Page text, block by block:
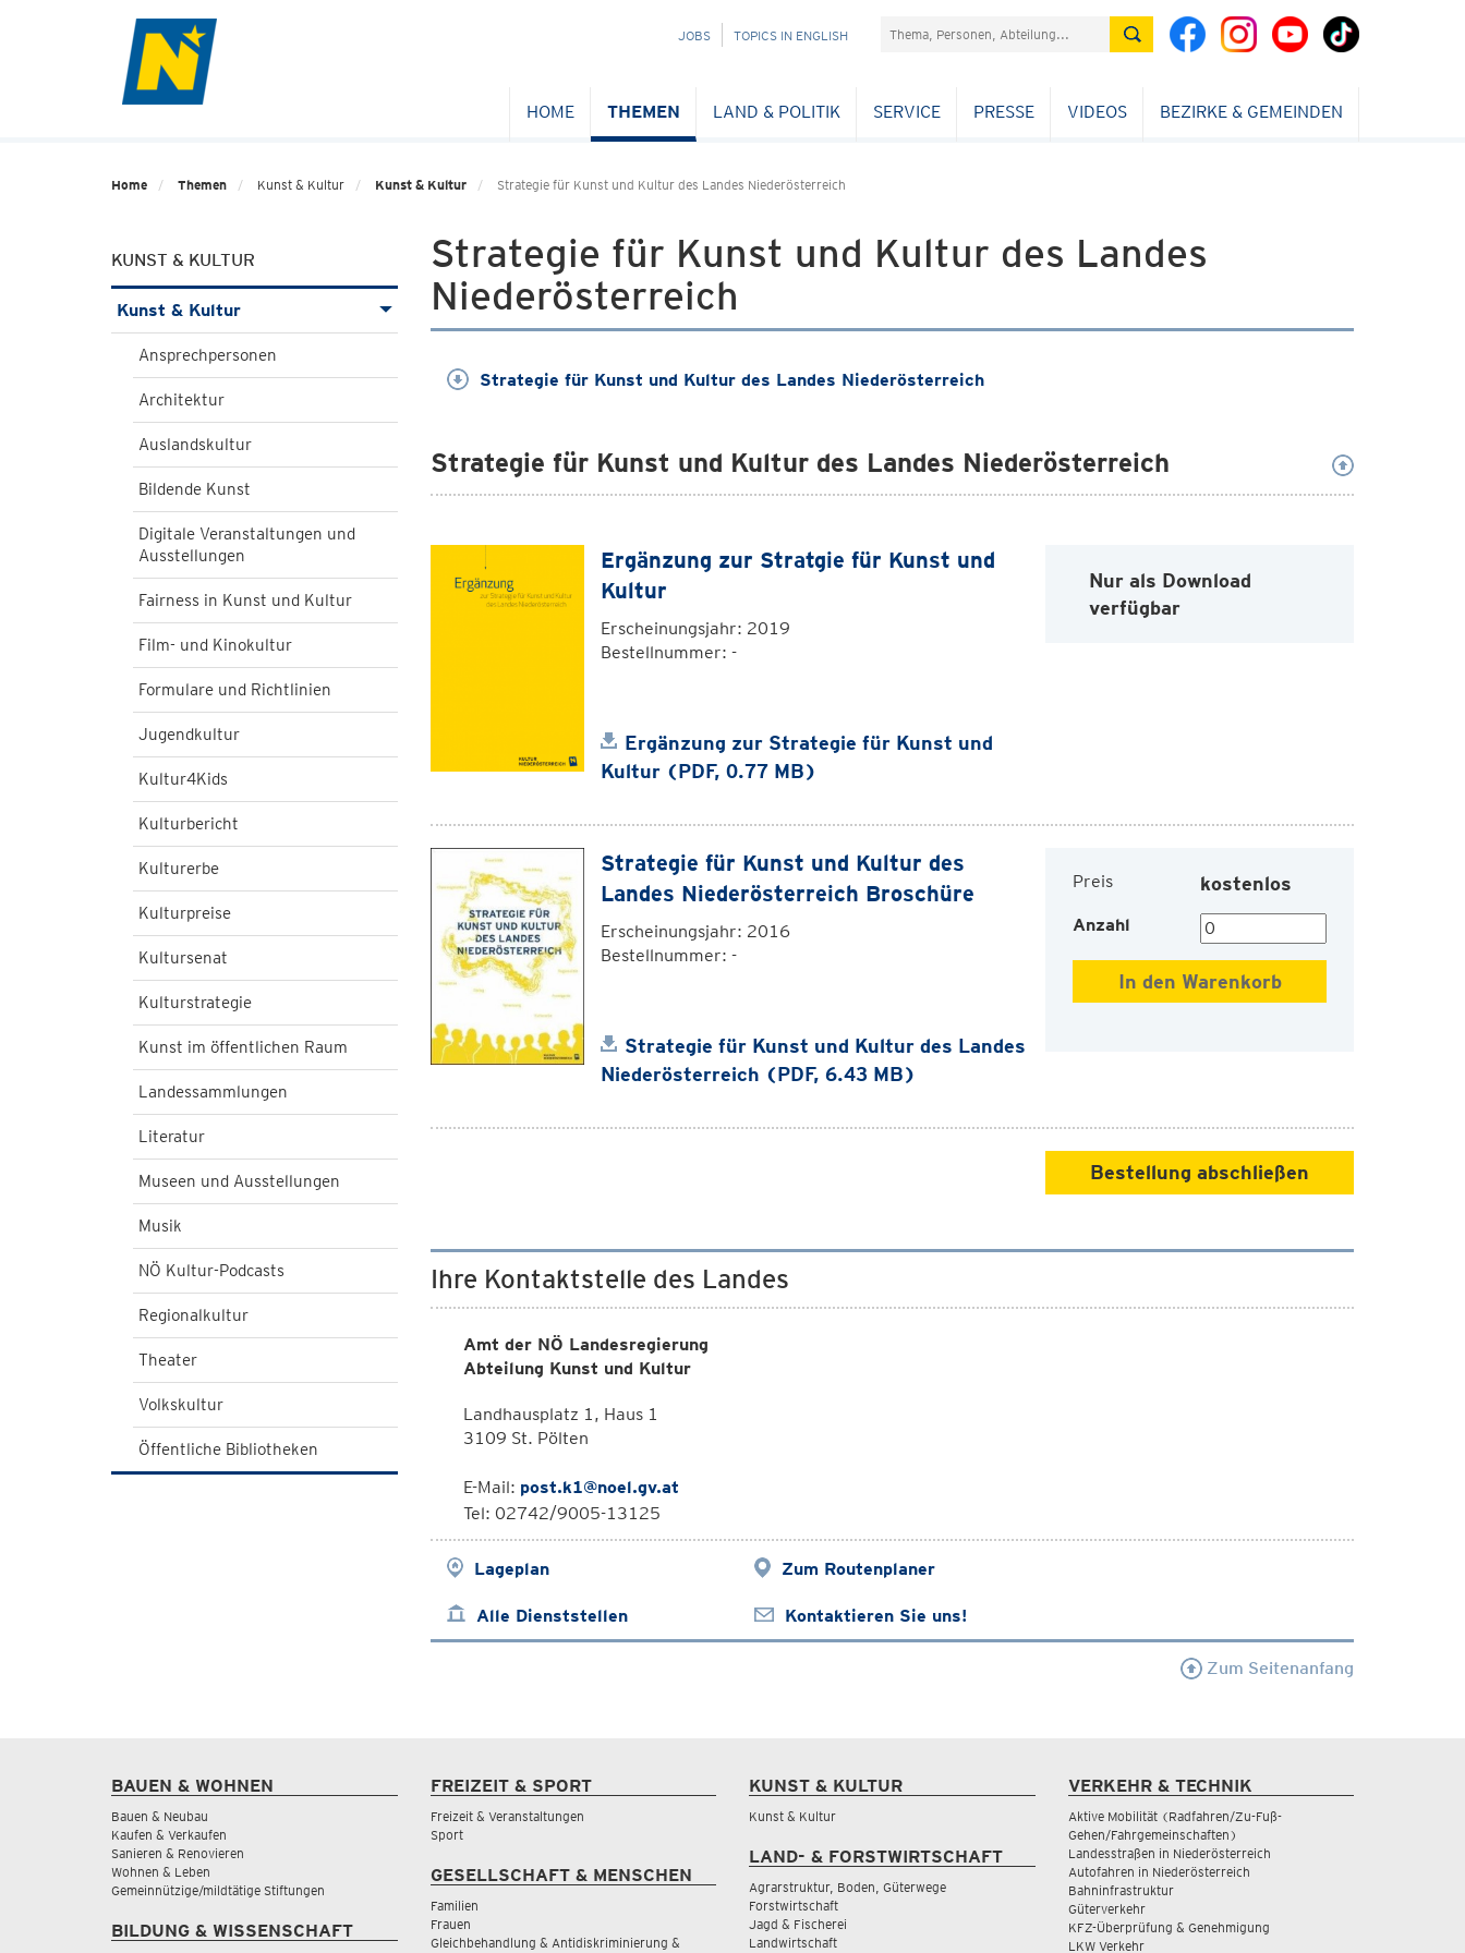
NAVIGATION
JOBS TOPICS IN ENGLISH Suchefeld
HOME THEMEN LAND & POLITIK SERVICE PRESSE VIDEOS BEZIRKE & GEMEINDEN
Home Themen Kunst & Kultur Kunst & Kultur Strategie für Kunst und Kultur des Landes Niederösterreich
KUNST & KULTUR
Kunst & Kultur
Ansprechpersonen
Architektur
Auslandskultur
Bildende Kunst
Digitale Veranstaltungen und
Ausstellungen
Fairness in Kunst und Kultur
Film- und Kinokultur
Formulare und Richtlinien
Jugendkultur
Kultur4Kids
Kulturbericht
Kulturerbe
Kulturpreise
Kultursenat
Kulturstrategie
Kunst im öffentlichen Raum
Landessammlungen
Literatur
Museen und Ausstellungen
Musik
NÖ Kultur-Podcasts
Regionalkultur
Theater
Volkskultur
Öffentliche Bibliotheken
Strategie für Kunst und Kultur des Landes
Niederösterreich
Strategie für Kunst und Kultur des Landes Niederösterreich
Strategie für Kunst und Kultur des Landes Niederösterreich
Ergänzung zur Stratgie für Kunst und
Kultur
Erscheinungsjahr: 2019
Bestellnummer: -
Ergänzung zur Strategie für Kunst und
Kultur (PDF, 0.77 MB)
Nur als Download
verfügbar
Strategie für Kunst und Kultur des
Landes Niederösterreich Broschüre
Erscheinungsjahr: 2016
Bestellnummer: -
Strategie für Kunst und Kultur des Landes
Niederösterreich (PDF, 6.43 MB)
Preis kostenlos
Anzahl
Bestellung abschließen
Ihre Kontaktstelle des Landes
Amt der NÖ Landesregierung
Abteilung Kunst und Kultur
Landhausplatz 1, Haus 1
3109 St. Pölten
E-Mail: post.k1@noel.gv.at
Tel: 02742/9005-13125
Lageplan Zum Routenplaner
Alle Dienststellen Kontaktieren Sie uns!
Zum Seitenanfang
BAUEN & WOHNEN
Bauen & Neubau
Kaufen & Verkaufen
Sanieren & Renovieren
Wohnen & Leben
Gemeinnützige/mildtätige Stiftungen
BILDUNG & WISSENSCHAFT
FREIZEIT & SPORT
Freizeit & Veranstaltungen
Sport
GESELLSCHAFT & MENSCHEN
Familien
Frauen
Gleichbehandlung & Antidiskriminierung &
KUNST & KULTUR
Kunst & Kultur
LAND- & FORSTWIRTSCHAFT
Agrarstruktur, Boden, Güterwege
Forstwirtschaft
Jagd & Fischerei
Landwirtschaft
VERKEHR & TECHNIK
Aktive Mobilität (Radfahren/Zu-Fuß-
Gehen/Fahrgemeinschaften)
Landesstraßen in Niederösterreich
Autofahren in Niederösterreich
Bahninfrastruktur
Güterverkehr
KFZ-Überprüfung & Genehmigung
LKW Verkehr